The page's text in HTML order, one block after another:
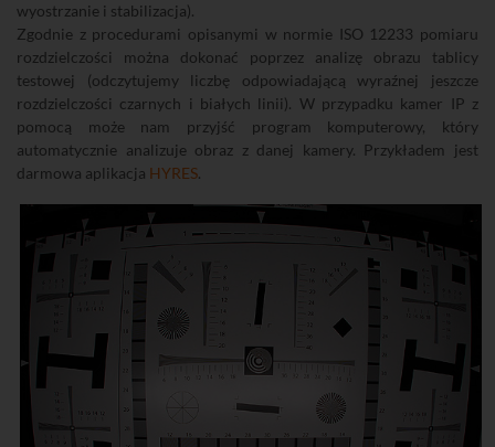
wyostrzanie i stabilizacja).
Zgodnie z procedurami opisanymi w normie ISO 12233 pomiaru
rozdzielczości można dokonać poprzez analizę obrazu tablicy
testowej (odczytujemy liczbę odpowiadającą wyraźnej jeszcze
rozdzielczości czarnych i białych linii). W przypadku kamer IP z
pomocą może nam przyjść program komputerowy, który
automatycznie analizuje obraz z danej kamery. Przykładem jest
darmowa aplikacja HYRES.